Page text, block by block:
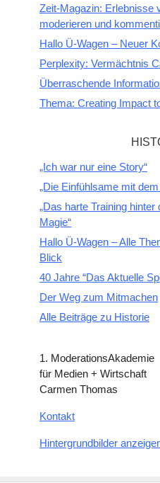
Zeit-Magazin: Erlebnisse
moderieren und
Hallo Ü-Wagen – Neuer
Perplexity: Vermächtnis
Überraschende
Thema: Creating Impact
„Ich war nur eine Story“
„Die Einfühlsame mit
„Das harte Training
Magie“
Hallo Ü-Wagen – Alle
Blick
40 Jahre “Das Aktuelle
Der Weg zum Mitmachen
Alle Beiträge zu Historie
1. ModerationsAkademie
für Medien + Wirtschaft
Carmen Thomas
Kontakt
Hintergrundbilder